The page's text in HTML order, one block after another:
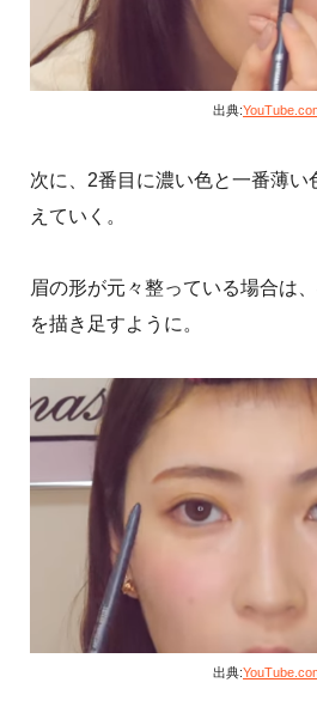
出典:
次に、2番目に濃い色と一番薄い
えていく。
眉の形が元々整っている場合は
を描き足すように。
出典: